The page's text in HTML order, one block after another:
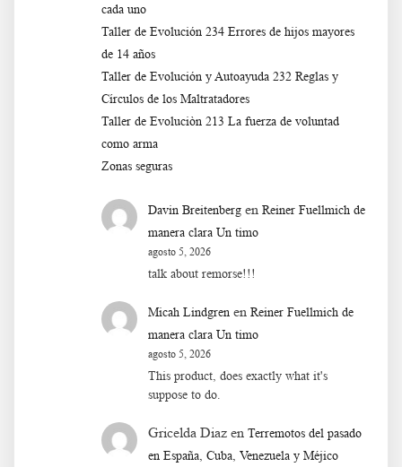
cada uno
Taller de Evolución 234 Errores de hijos mayores
de 14 años
Taller de Evolución y Autoayuda 232 Reglas y
Círculos de los Maltratadores
Taller de Evoluciòn 213 La fuerza de voluntad
como arma
Zonas seguras
Davin Breitenberg en Reiner Fuellmich de
manera clara Un timo
agosto 5, 2026
talk about remorse!!!
Micah Lindgren en Reiner Fuellmich de
manera clara Un timo
agosto 5, 2026
This product, does exactly what it's
suppose to do.
Gricelda Diaz en Terremotos del pasado
en España, Cuba, Venezuela y Méjico